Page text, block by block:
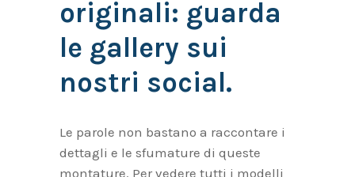
originali: guarda
le gallery sui
nostri social.
Le parole non bastano a raccontare i
dettagli e le sfumature di queste
montature. Per vedere tutti i modelli